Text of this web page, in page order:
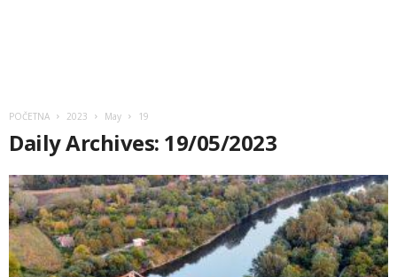
POČETNA 2023 May 19
Daily Archives: 19/05/2023